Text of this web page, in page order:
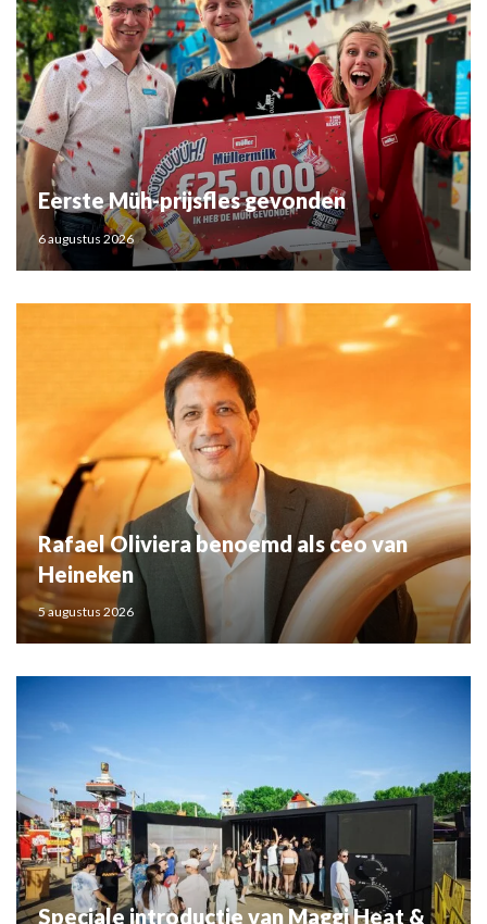
Eerste Müh-prijsfles gevonden
6 augustus 2026
Rafael Oliviera benoemd als ceo van
Heineken
5 augustus 2026
Speciale introductie van Maggi Heat &